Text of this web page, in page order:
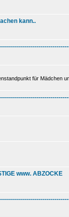
kann..
für Mädchen
www. ABZOCKE